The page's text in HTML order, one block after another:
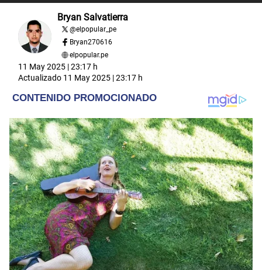
Bryan Salvatierra
@elpopular_pe
Bryan270616
elpopular.pe
11 May 2025 | 23:17 h
Actualizado 11 May 2025 | 23:17 h